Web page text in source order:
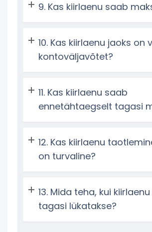
Kas kiirlaenu saab
Kas kiirlaenu jaoks on
kontoväljavõtet?
Kas kiirlaenu saab
ennetähtaegselt tagasi
Kas kiirlaenu
on turvaline?
Mida teha, kui
tagasi lükatakse?